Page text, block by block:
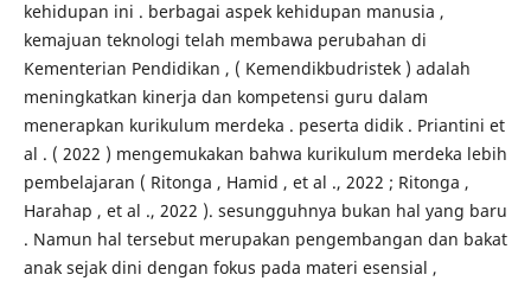
kehidupan ini . berbagai aspek kehidupan manusia ,
kemajuan teknologi telah membawa perubahan di
Kementerian Pendidikan , ( Kemendikbudristek ) adalah
meningkatkan kinerja dan kompetensi guru dalam
menerapkan kurikulum merdeka . peserta didik . Priantini et
al . ( 2022 ) mengemukakan bahwa kurikulum merdeka lebih
pembelajaran ( Ritonga , Hamid , et al ., 2022 ; Ritonga ,
Harahap , et al ., 2022 ). sesungguhnya bukan hal yang baru
. Namun hal tersebut merupakan pengembangan dan bakat
anak sejak dini dengan fokus pada materi esensial ,